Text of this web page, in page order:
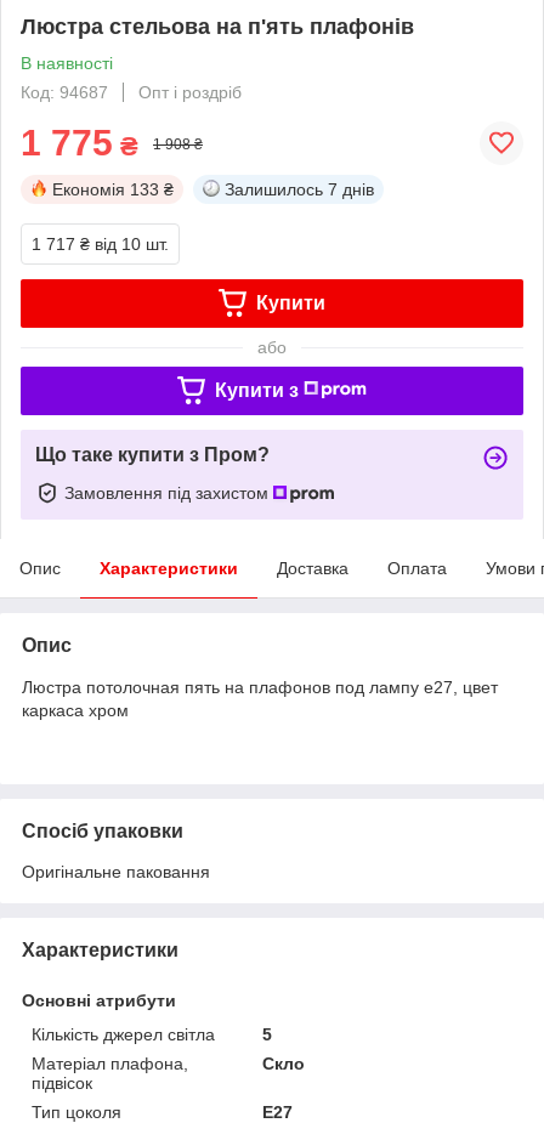
Люстра стельова на п'ять плафонів
В наявності
Код: 94687
Опт і роздріб
1 775 ₴ 1 908 ₴
Економія 133 ₴ Залишилось 7 днів
1 717 ₴ від 10 шт.
Купити
або
Купити з
Що таке купити з Пром?
Замовлення під захистом
Опис Характеристики Доставка Оплата Умови
Опис
Люстра потолочная пять на плафонов под лампу е27, цвет
каркаса хром
Спосіб упаковки
Оригінальне паковання
Характеристики
Основні атрибути
Кількість джерел світла
5
Матеріал плафона,
підвісок
Скло
Тип цоколя
E27